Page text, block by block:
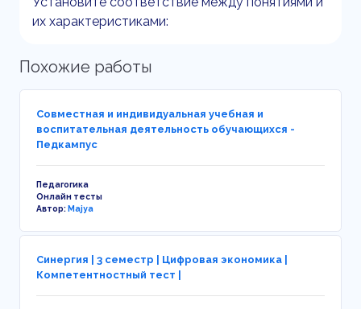
их характеристиками:
Похожие работы
Совместная и индивидуальная учебная и
воспитательная деятельность обучающихся -
Педкампус
Педагогика
Онлайн тесты
Автор:Majya
Синергия | 3 семестр | Цифровая экономика |
Компетентностный тест |